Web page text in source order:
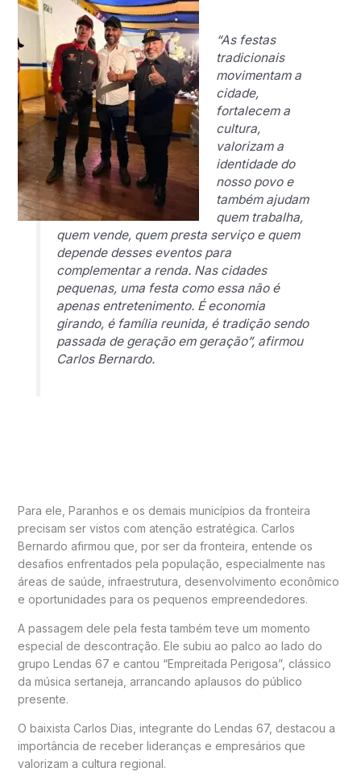
“As festas
tradicionais
movimentam a
cidade,
fortalecem a
cultura,
valorizam a
identidade do
nosso povo e
também ajudam
quem trabalha,
quem vende, quem presta serviço e quem
depende desses eventos para
complementar a renda. Nas cidades
pequenas, uma festa como essa não é
apenas entretenimento. É economia
girando, é família reunida, é tradição sendo
passada de geração em geração”, afirmou
Carlos Bernardo.
Para ele, Paranhos e os demais municípios da fronteira
precisam ser vistos com atenção estratégica. Carlos
Bernardo afirmou que, por ser da fronteira, entende os
desafios enfrentados pela população, especialmente nas
áreas de saúde, infraestrutura, desenvolvimento econômico
e oportunidades para os pequenos empreendedores.
A passagem dele pela festa também teve um momento
especial de descontração. Ele subiu ao palco ao lado do
grupo Lendas 67 e cantou “Empreitada Perigosa”, clássico
da música sertaneja, arrancando aplausos do público
presente.
O baixista Carlos Dias, integrante do Lendas 67, destacou a
importância de receber lideranças e empresários que
valorizam a cultura regional.